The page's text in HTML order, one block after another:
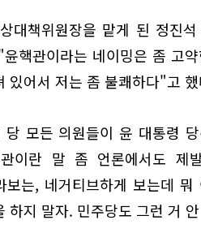
대책위원장을 맡게 된 정진
핵관이라는 네이밍은 좀 고
있어서 저는 좀 불쾌하다"고
모든 의원들이 윤 대통령
이란 말 좀 언론에서도 제
보는, 네거티브하게 보는데
하지 말자. 민주당도 그런 거